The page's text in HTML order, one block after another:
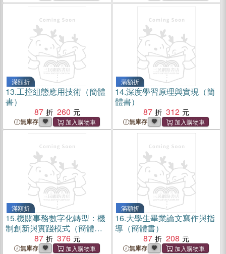
滿額折
13.工控組態應用技術（簡體
書）
87
260
無庫存
滿額折
14.深度學習原理與實現（簡
體書）
87
312
無庫存
滿額折
15.機關事務數字化轉型：機
制創新與實踐模式（簡體
87 376
無庫存
滿額折
16.大學生畢業論文寫作與指
導（簡體書）
87
208
無庫存